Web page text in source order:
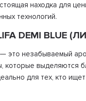
находка для
технологий.
DEMI BLUE
незабываемый
которые выделяются
для тех, кто ищет